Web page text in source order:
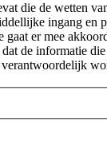
die de wetten
ingang en
er mee
de informatie